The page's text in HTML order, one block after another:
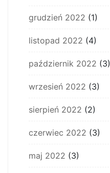
grudzień 2022 (1)
listopad 2022 (4)
październik 2022 (3)
wrzesień 2022 (3)
sierpień 2022 (2)
czerwiec 2022 (3)
maj 2022 (3)